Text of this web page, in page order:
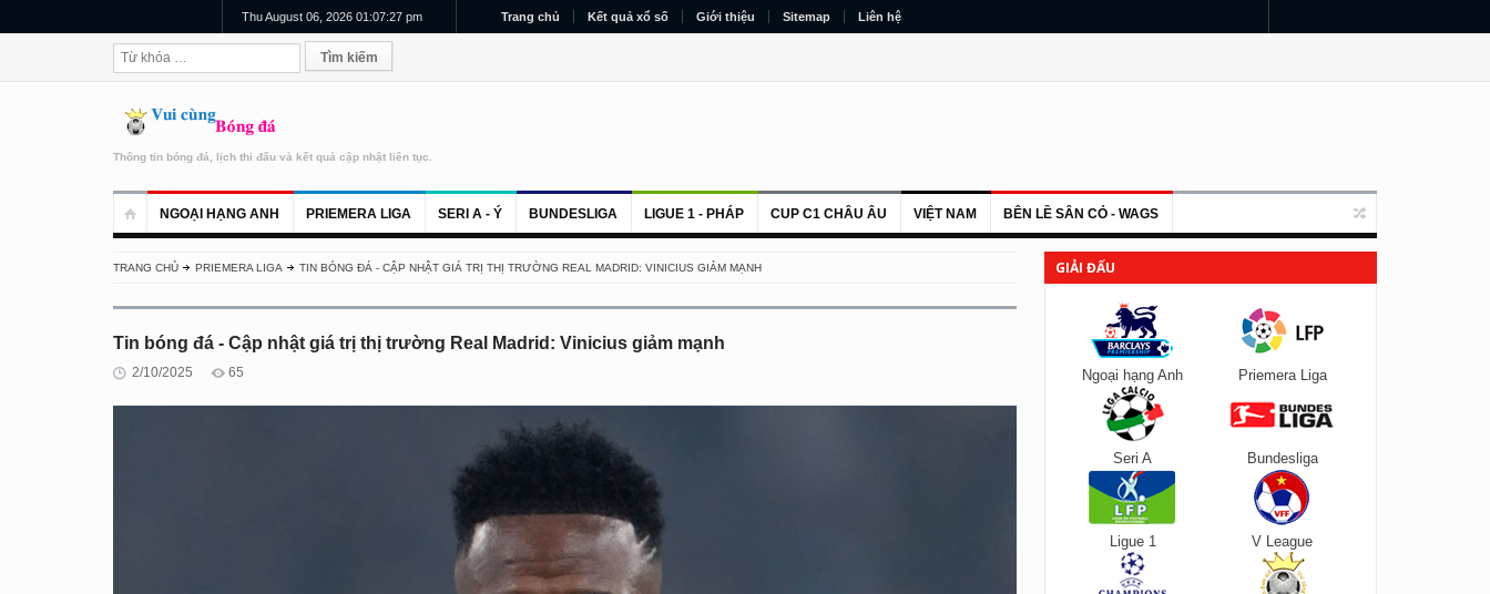
Thu August 06, 2026 01:07:28 pm Trang chủ Kết quả xổ số Giới thiệu Sitemap Liên hệ
Thông tin bóng đá, lịch thi đấu và kết quả cập nhật liên tục.
NGOẠI HẠNG ANH PRIEMERA LIGA SERI A - Ý BUNDESLIGA LIGUE 1 - PHÁP CUP C1 CHÂU ÂU VIỆT NAM BÊN LỀ SÂN CỎ - WAGS
TRANG CHỦ PRIEMERA LIGA TIN BÓNG ĐÁ - CẬP NHẬT GIÁ TRỊ THỊ TRƯỜNG REAL MADRID: VINICIUS GIẢM MẠNH
Tin bóng đá - Cập nhật giá trị thị trường Real Madrid: Vinicius giảm mạnh
2/10/2025 65
GIẢI ĐẤU
Ngoại hạng Anh Priemera Liga
Seri A Bundesliga
Ligue 1 V League